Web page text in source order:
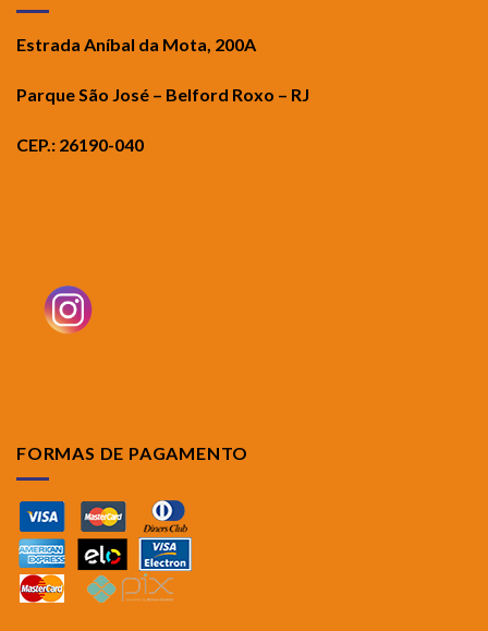
Estrada Aníbal da Mota, 200A
Parque São José – Belford Roxo – RJ
CEP.: 26190-040
FORMAS DE PAGAMENTO